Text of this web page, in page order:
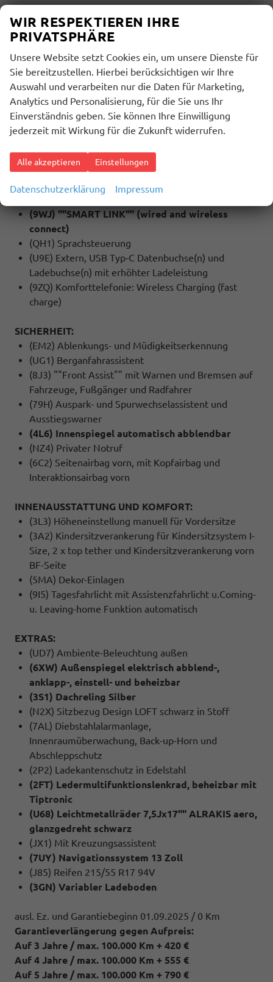
(KA6) 360 Grad Kamera / Area View
(4K6) Schlüsselloses Schließ- und Startsystem
""Keyless Advanced"" mit Safesicherung
(4A4) Sitzheizung für Vorder- und Rücksitze
(4KF) Fenster ab B-Säule abgedunkelt
(8IT) LED Scheinwerfer inkl. LED Tagfahrlicht
(8A2) Parklenkassistent
(KS1) Head Up Display
MULTIMEDIA UND KOMMUNIKATION:
(8RM) 8 Lautsprecher
(9WJ) ""SMART LINK"" (wired and wireless
connect)
(QH1) Sprachsteuerung
(U9E) Extern, USB Typ-C Datenbuchse(n) und
Ladebuchse(n) mit erhöhter Ladeleistung
(9ZQ) Komforttelefonie: Wireless Charging (fast
charge)
SICHERHEIT:
(EM2) Ablenkungs- und Müdigkeitserkennung
(UG1) Berganfahrassistent
(8J3) ""Front Assist"" mit Warnen und Bremsen auf
Fahrzeuge, Fußgänger und Radfahrer
(79H) Auspark- und Spurwechselassistent und
Ausstiegswarner
(4L6) Innenspiegel automatisch abblendbar
(NZ4) Privater Notruf
(6C2) Seitenairbag vorn, mit Kopfairbag und
Interaktionsairbag vorn
INNENAUSSTATTUNG UND KOMFORT:
(3L3) Höheneinstellung manuell für Vordersitze
(3A2) Kindersitzverankerung für Kindersitzsystem I-
Size, 2 x top tether und Kindersitzverankerung vorn
BF-Seite
(5MA) Dekor-Einlagen
(9I5) Tagesfahrlicht mit Assistenzfahrlicht u.Coming-
u. Leaving-home Funktion automatisch
EXTRAS:
(UD7) Ambiente-Beleuchtung außen
(6XW) Außenspiegel elektrisch abblend-,
anklapp-, einstell- und beheizbar
(3S1) Dachreling Silber
(N2X) Sitzbezug Design LOFT schwarz in Stoff
(7AL) Diebstahlalarmanlage,
Innenraumüberwachung, Back-up-Horn und
Abschleppschutz
(2P2) Ladekantenschutz in Edelstahl
(2FT) Ledermultifunktionslenkrad, beheizbar mit
Tiptronic
(U68) Leichtmetallräder 7,5Jx17"" ALRAKIS aero,
glanzgedreht schwarz
(JX1) Mit Kreuzungsassistent
(7UY) Navigationssystem 13 Zoll
(J85) Reifen 215/55 R17 94V
(3GN) Variabler Ladeboden
ausl. Ez. und Garantiebeginn 01.09.2025 / 0 Km
Garantieverlängerung gegen Aufpreis:
Auf 3 Jahre / max. 100.000 Km + 420 €
Auf 4 Jahre / max. 100.000 Km + 555 €
Auf 5 Jahre / max. 100.000 Km + 790 €
WIR RESPEKTIEREN IHRE
PRIVATSPHÄRE
Unsere Website setzt Cookies ein, um unsere Dienste für
Sie bereitzustellen. Hierbei berücksichtigen wir Ihre
Auswahl und verarbeiten nur die Daten für Marketing,
Analytics und Personalisierung, für die Sie uns Ihr
Einverständnis geben. Sie können Ihre Einwilligung
jederzeit mit Wirkung für die Zukunft widerrufen.
Alle akzeptieren Einstellungen
Datenschutzerklärung Impressum